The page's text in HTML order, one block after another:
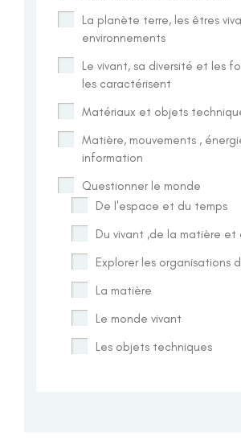
La planète terre, les êtres
environnements
Le vivant, sa diversité et les
les caractérisent
Matériaux et objets
Matière, mouvements ,
information
Questionner le monde
De l'espace et du temps
Du vivant ,de la matière et
Explorer les organisations
La matière
Le monde vivant
Les objets techniques